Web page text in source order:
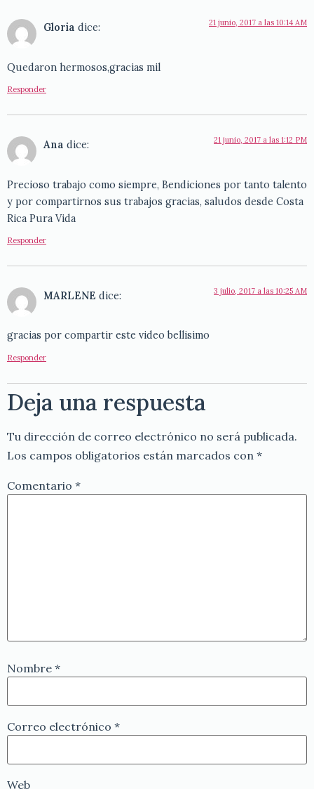
Gloria dice: 21 junio, 2017 a las 10:14 AM
Quedaron hermosos,gracias mil
Responder
Ana dice: 21 junio, 2017 a las 1:12 PM
Precioso trabajo como siempre, Bendiciones por tanto talento
y por compartirnos sus trabajos gracias, saludos desde Costa
Rica Pura Vida
Responder
MARLENE dice: 3 julio, 2017 a las 10:25 AM
gracias por compartir este video bellisimo
Responder
Deja una respuesta
Tu dirección de correo electrónico no será publicada.
Los campos obligatorios están marcados con *
Comentario *
Nombre *
Correo electrónico *
Web